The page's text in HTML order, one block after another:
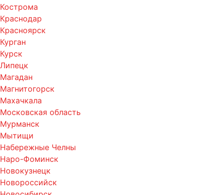
Кострома
Краснодар
Красноярск
Курган
Курск
Липецк
Магадан
Магнитогорск
Махачкала
Московская область
Мурманск
Мытищи
Набережные Челны
Наро-Фоминск
Новокузнецк
Новороссийск